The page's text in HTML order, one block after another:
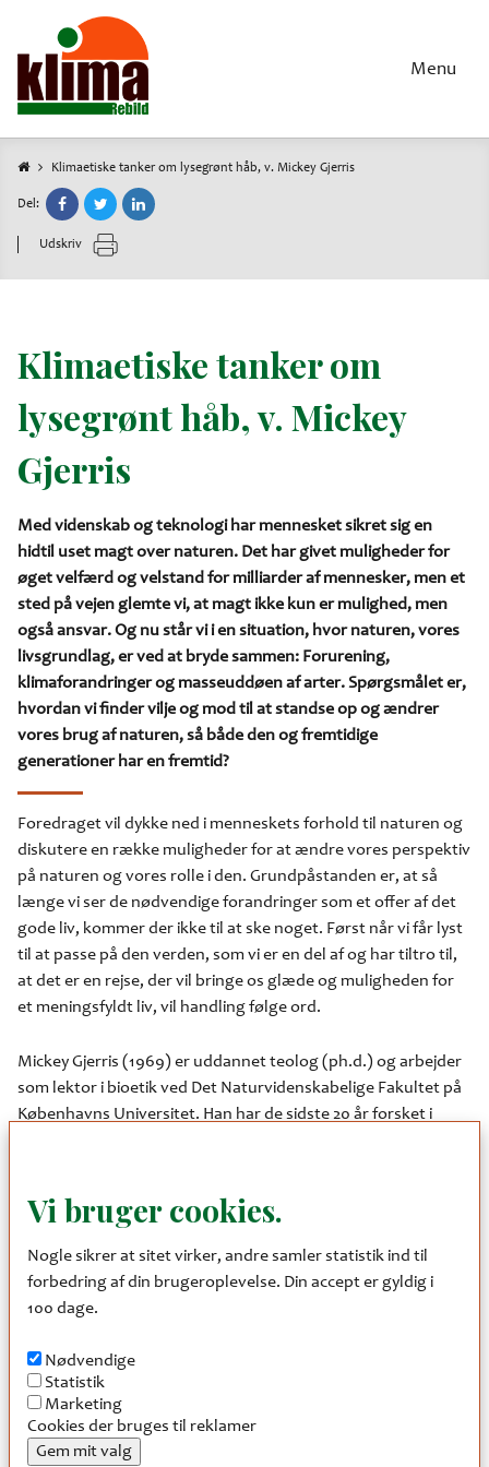
hovedindhold
Menu
Brødkrumme
Klimaetiske tanker om lysegrønt håb, v. Mickey Gjerris
Del:
Udskriv
Klimaetiske tanker om
lysegrønt håb, v. Mickey
Gjerris
Med videnskab og teknologi har mennesket sikret sig en
hidtil uset magt over naturen. Det har givet muligheder for
øget velfærd og velstand for milliarder af mennesker, men et
sted på vejen glemte vi, at magt ikke kun er mulighed, men
også ansvar. Og nu står vi i en situation, hvor naturen, vores
livsgrundlag, er ved at bryde sammen: Forurening,
klimaforandringer og masseuddøen af arter. Spørgsmålet er,
hvordan vi finder vilje og mod til at standse op og ændrer
vores brug af naturen, så både den og fremtidige
generationer har en fremtid?
Foredraget vil dykke ned i menneskets forhold til naturen og
diskutere en række muligheder for at ændre vores perspektiv
på naturen og vores rolle i den. Grundpåstanden er, at så
længe vi ser de nødvendige forandringer som et offer af det
gode liv, kommer der ikke til at ske noget. Først når vi får lyst
til at passe på den verden, som vi er en del af og har tiltro til,
at det er en rejse, der vil bringe os glæde og muligheden for
et meningsfyldt liv, vil handling følge ord.
Mickey Gjerris (1969) er uddannet teolog (ph.d.) og arbejder
som lektor i bioetik ved Det Naturvidenskabelige Fakultet på
Københavns Universitet. Han har de sidste 20 år forsket i
og drab” i 2016, "Skildpaddetanker" i 2017, "Naturens Sprog" i
2018 og ”Upraktisk håndbog i lysegrønt håb” i 2019. Fra 2011 –
2016 var han medlem af Det Etiske Råd. Mickey er en flittigt
anvendt foredragsholder og optræder ofte som ekspert i
Som opvarmning til foredraget er der en simpel klimavenlig
fællesspisning kl. 18:00. Pris: 20 kr. pr. person (børn under 10
år gratis).
Vi bruger cookies.
Nogle sikrer at sitet virker, andre samler statistik ind til
forbedring af din brugeroplevelse. Din accept er gyldig i
100 dage.
Nødvendige
Statistik
Marketing
Cookies der bruges til reklamer
Gem mit valg